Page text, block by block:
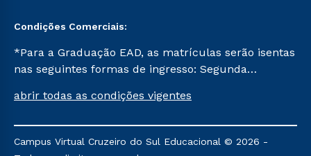
Condições Comerciais:
*Para a Graduação EAD, as matrículas serão isentas
nas seguintes formas de ingresso: Segunda
Já para as demais, a taxa de matrícula será de R$
mencionadas são referentes aos cursos: Ensino
Religioso, Geografia para a Docência e Metodologia
abrir todas as condições vigentes
Campus Virtual Cruzeiro do Sul Educacional © 2026 -